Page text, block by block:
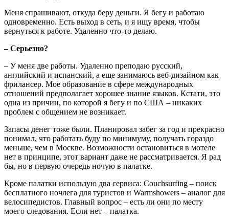
Меня спрашивают, откуда беру деньги. Я бегу и работаю
одновременно. Есть выход в сеть, и я ищу время, чтобы
вернуться к работе. Удаленно что-то делаю.
– Серьезно?
– У меня две работы. Удаленно преподаю русский,
английский и испанский, а еще занимаюсь веб-дизайном как
фрилансер. Мое образование в сфере международных
отношений предполагает хорошее знание языков. Кстати, это
одна из причин, по которой я бегу и по США – никаких
проблем с общением не возникает.
Запасы денег тоже были. Планировал забег за год и прекрасно
понимал, что работать буду по минимуму, получать гораздо
меньше, чем в Москве. Возможности остановиться в мотеле
нет в принципе, этот вариант даже не рассматривается. Я рад
бы, но в первую очередь ночую в палатке.
Кроме палатки использую два сервиса: Couchsurfing – поиск
бесплатного ночлега для туристов и Warmshowers – аналог для
велосипедистов. Главный вопрос – есть ли они по месту
моего следования. Если нет – палатка.